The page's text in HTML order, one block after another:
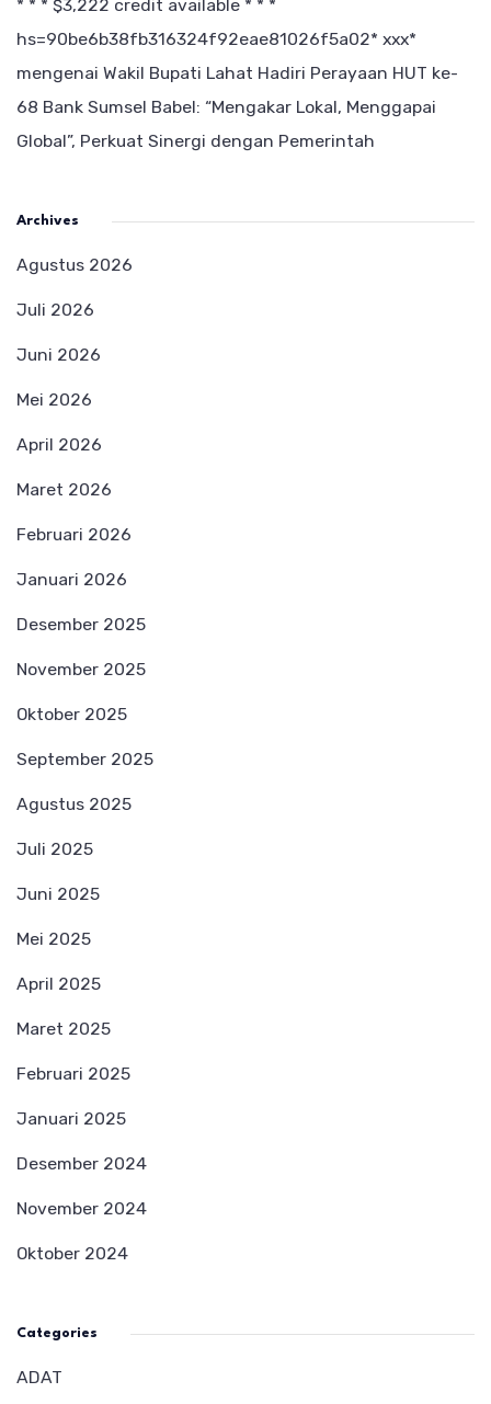
* * * $3,222 credit available * * *
hs=90be6b38fb316324f92eae81026f5a02* ххх*
mengenai Wakil Bupati Lahat Hadiri Perayaan HUT ke-
68 Bank Sumsel Babel: “Mengakar Lokal, Menggapai
Global”, Perkuat Sinergi dengan Pemerintah
Archives
Agustus 2026
Juli 2026
Juni 2026
Mei 2026
April 2026
Maret 2026
Februari 2026
Januari 2026
Desember 2025
November 2025
Oktober 2025
September 2025
Agustus 2025
Juli 2025
Juni 2025
Mei 2025
April 2025
Maret 2025
Februari 2025
Januari 2025
Desember 2024
November 2024
Oktober 2024
Categories
ADAT